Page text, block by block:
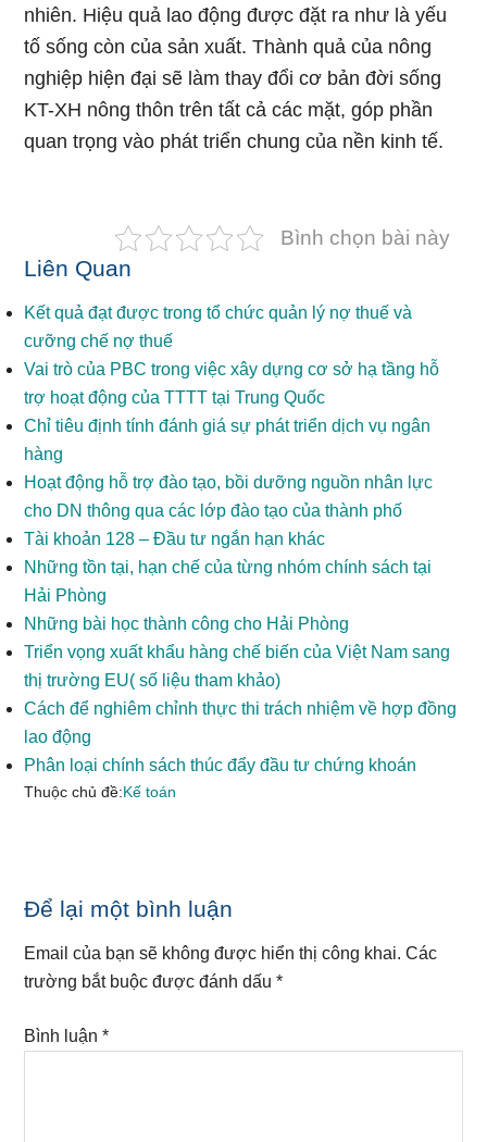
nhiên. Hiệu quả lao động được đặt ra như là yếu
tố sống còn của sản xuất. Thành quả của nông
nghiệp hiện đại sẽ làm thay đổi cơ bản đời sống
KT-XH nông thôn trên tất cả các mặt, góp phần
quan trọng vào phát triển chung của nền kinh tế.
Bình chọn bài này
Liên Quan
Kết quả đạt được trong tổ chức quản lý nợ thuế và
cưỡng chế nợ thuế
Vai trò của PBC trong việc xây dựng cơ sở hạ tầng hỗ
trợ hoạt động của TTTT tại Trung Quốc
Chỉ tiêu định tính đánh giá sự phát triển dịch vụ ngân
hàng
Hoạt động hỗ trợ đào tạo, bồi dưỡng nguồn nhân lực
cho DN thông qua các lớp đào tạo của thành phố
Tài khoản 128 – Đầu tư ngắn hạn khác
Những tồn tại, hạn chế của từng nhóm chính sách tại
Hải Phòng
Những bài học thành công cho Hải Phòng
Triển vọng xuất khẩu hàng chế biến của Việt Nam sang
thị trường EU( số liệu tham khảo)
Cách để nghiêm chỉnh thực thi trách nhiệm về hợp đồng
lao động
Phân loại chính sách thúc đẩy đầu tư chứng khoán
Thuộc chủ đề:Kế toán
Reader
Interactions
Để lại một bình luận
Email của bạn sẽ không được hiển thị công khai. Các
trường bắt buộc được đánh dấu*
Bình luận*